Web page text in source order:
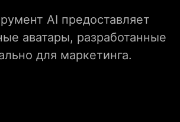
AI предоставляет
аватары, разработанные
для маркетинга.